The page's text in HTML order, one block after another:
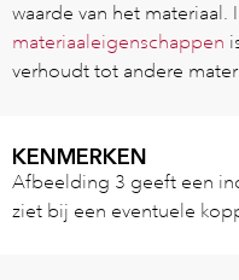
waarde van het materiaal.
materiaaleigenschappen
verhoudt tot andere
KENMERKEN
Afbeelding 3 geeft een
ziet bij een eventuele